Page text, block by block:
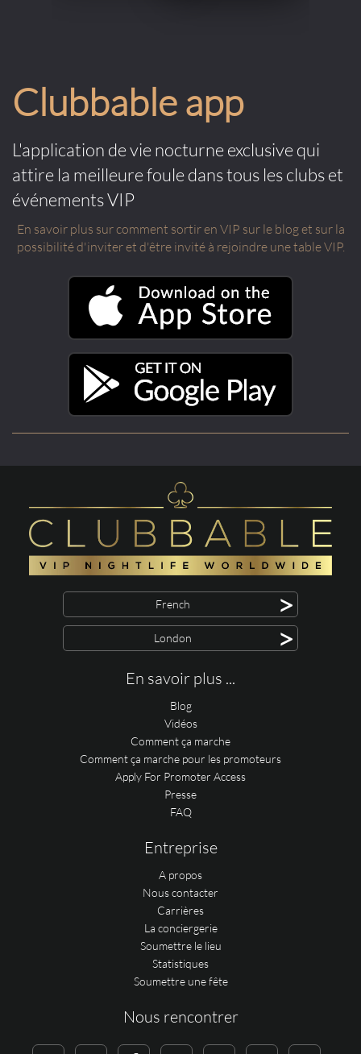
Clubbable app
L'application de vie nocturne exclusive qui
attire la meilleure foule dans tous les clubs et
événements VIP
En savoir plus sur comment sortir en VIP sur le blog et sur la
possibilité d'inviter et d'être invité à rejoindre une table VIP.
French >
London >
En savoir plus ...
Blog
Vidéos
Comment ça marche
Comment ça marche pour les promoteurs
Apply For Promoter Access
Presse
FAQ
Entreprise
A propos
Nous contacter
Carrières
La conciergerie
Soumettre le lieu
Statistiques
Soumettre une fête
Nous rencontrer